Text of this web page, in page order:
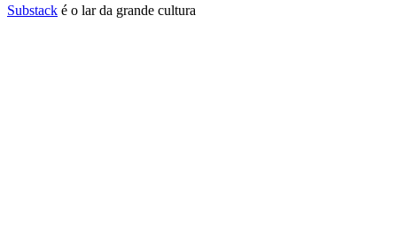
Substack é o lar da grande cultura